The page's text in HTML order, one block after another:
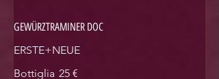
GEWÜRZTRAMINER DOC
ERSTE+NEUE
Bottiglia 25 €